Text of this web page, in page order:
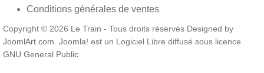
Conditions générales de ventes
Copyright © 2026 Le Train - Tous droits réservés Designed by
JoomlArt.com. Joomla! est un Logiciel Libre diffusé sous licence
GNU General Public